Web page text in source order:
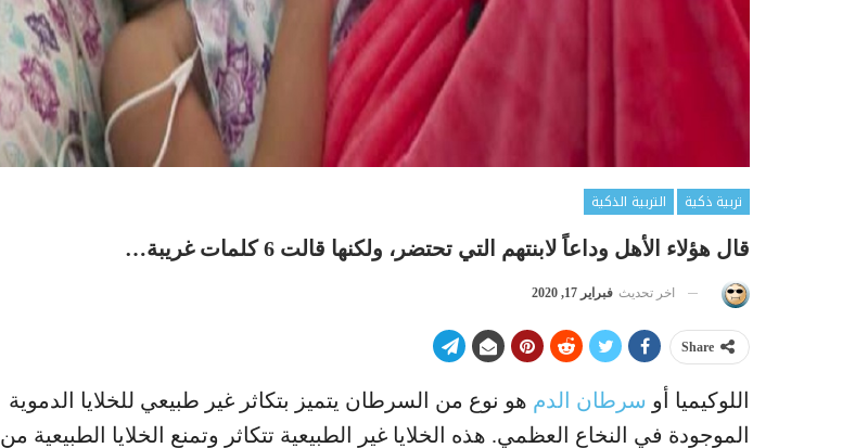
تربية ذكية
التربية الذكية
قال هؤلاء الأهل وداعاً لابنتهم التي تحتضر، ولكنها قالت 6 كلمات غريبة…
اخر تحديث فبراير 17, 2020
Share
اللوكيميا أو سرطان الدم هو نوع من السرطان يتميز بتكاثر غير طبيعي للخلايا الدموية
الموجودة في النخاع العظمي. هذه الخلايا غير الطبيعية تتكاثر وتمنع الخلايا الطبيعية من